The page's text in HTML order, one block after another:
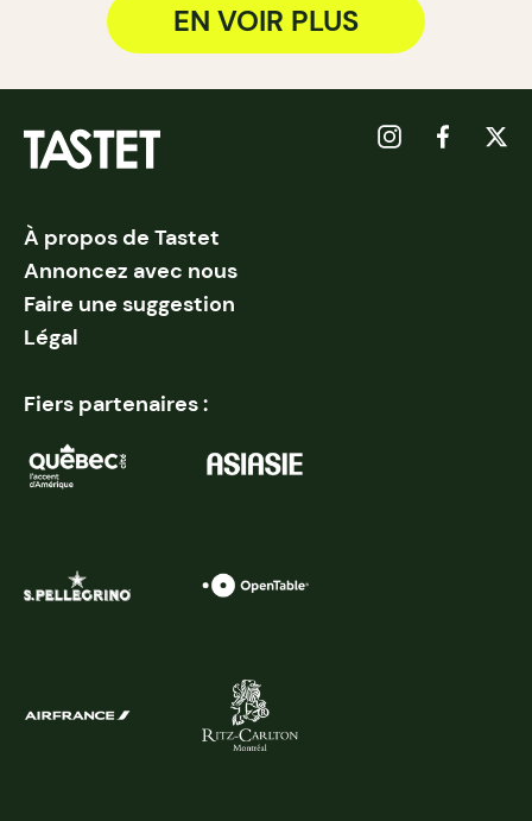
EN VOIR PLUS
À propos de Tastet
Annoncez avec nous
Faire une suggestion
Légal
Fiers partenaires :